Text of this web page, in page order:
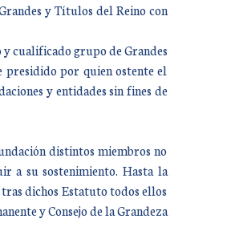
y Títulos del Reino con
y cualificado grupo de Grandes
por quien ostente el
y entidades sin fines de
distintos miembros no
a su sostenimiento. Hasta la
dichos Estatuto todos ellos
y Consejo de la Grandeza